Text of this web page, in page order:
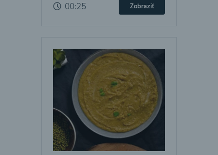
00:25 Zobraziť